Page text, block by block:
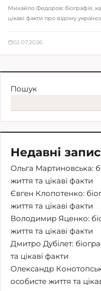
Михайло Федоров: біографія,
цікаві факти про відому
02.07.2026
Пошук
Недавні
Ольга Мартиновська:
життя та цікаві факти
Євген Клопотенко:
життя та цікаві факти
Володимир Яценко:
життя та цікаві факти
Дмитро Дубілет:
та цікаві факти
Олександр
особисте життя та